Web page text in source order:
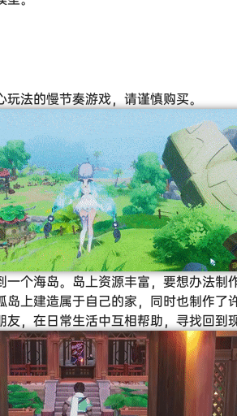
法的慢节奏游戏，请谨慎购买。
一个海岛。岛上资源丰富，要想办法
岛上建造属于自己的家，同时也制作
，在日常生活中互相帮助，寻找回到